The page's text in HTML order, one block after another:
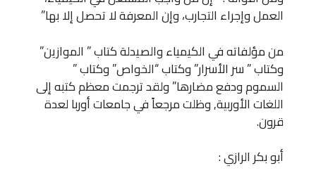
العمل وإجراء التجارب، وإن المعرفة لا تحصل إلا بها”
من مؤلفاته في الكيمياء والصيدلة كتاب ” الموازين”
وكتاب ” سر الأسرار” وكتاب “الخواص” وكتاب ”
السموم ودفع مضارها” ولقد ترجمت معظم كتبه إلى
اللغات الأوربية, وظلت مرجعاً في جامعات أوربا لعدة
قرون.
أبو بكر الرازي :